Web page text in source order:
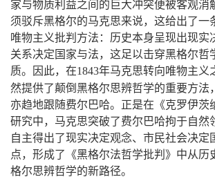
家与物质利益之间的巨大冲突便被客观消
须驳斥黑格尔的马克思来说， 这给出了一
唯物主义批判方法： 历史本身呈现出现实
关系决定国家与法， 这足以击穿黑格尔哲
质。 因此， 在1843年马克思转向唯物主义
然提供了颠倒黑格尔思辨哲学的重要方法，
亦趋地跟随费尔巴哈。 正是在《克罗伊茨
研究中， 马克思突破了费尔巴哈拘于自然
自主得出了现实决定观念、市民社会决定
点， 形成了《黑格尔法哲学批判》中从历
格尔思辨哲学的新路径。